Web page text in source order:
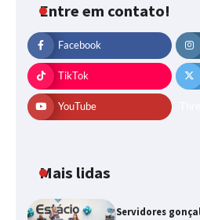
Entre em contato!
Facebook
TikTok
YouTube
Mais lidas
Servidores